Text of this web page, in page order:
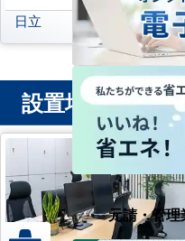
日立 三菱
設置場所 か
元請・管